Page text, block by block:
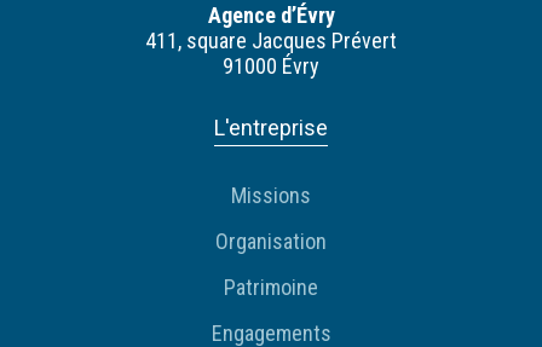
Agence d’Évry
411, square Jacques Prévert
91000 Évry
L'entreprise
Missions
Organisation
Patrimoine
Engagements